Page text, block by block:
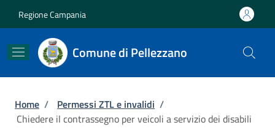
Regione Campania
Comune di Pellezzano
Briciole di pane
Home / Permessi ZTL e invalidi /
Chiedere il contrassegno per veicoli a servizio dei disabili